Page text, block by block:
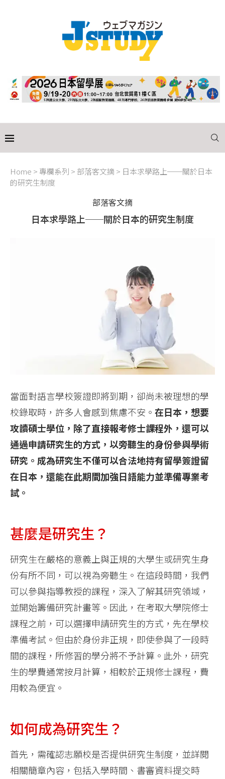
Home > 專欄系列 > 部落客文摘 > 日本求學路上──關於日本
的研究生制度
部落客文摘
日本求學路上──關於日本的研究生制度
當面對語言學校簽證即將到期，卻尚未被理想的學
校錄取時，許多人會感到焦慮不安。 在日本，想要
攻讀碩士學位，除了直接報考修士課程外，還可以
通過申請研究生的方式，以旁聽生的身份參與學術
研究。成為研究生不僅可以合法地持有留學簽證留
在日本，還能在此期間加強日語能力並準備專業考
試。
甚麼是研究生？
研究生在嚴格的意義上與正規的大學生或研究生身
份有所不同，可以視為旁聽生。在這段時間，我們
可以參與指導教授的課程，深入了解其研究領域，
並開始籌備研究計畫等。因此，在考取大學院修士
課程之前，可以選擇申請研究生的方式，先在學校
準備考試。但由於身份非正規，即使參與了一段時
間的課程，所修習的學分將不予計算。此外，研究
生的學費通常按月計算，相較於正規修士課程，費
用較為便宜。
如何成為研究生？
首先，需確認志願校是否提供研究生制度，並詳閱
相關簡章內容，包括入學時間、書審資料提交時